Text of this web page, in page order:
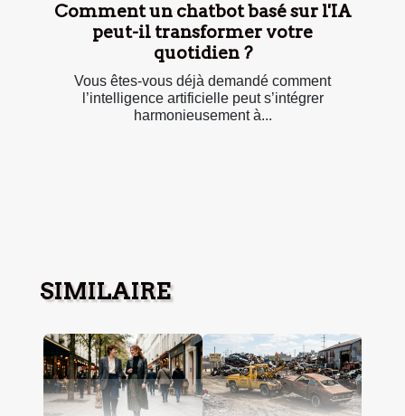
Comment un chatbot basé sur l'IA
peut-il transformer votre
quotidien ?
Vous êtes-vous déjà demandé comment
l’intelligence artificielle peut s’intégrer
harmonieusement à...
SIMILAIRE